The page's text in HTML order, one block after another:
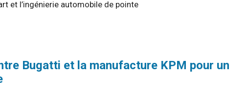
et l’ingénierie automobile de pointe
Bugatti et la manufacture KPM pour un